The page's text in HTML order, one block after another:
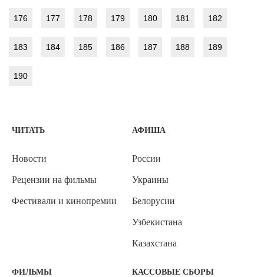
176 177 178 179 180 181 182
183 184 185 186 187 188 189
190
ЧИТАТЬ
Новости
Рецензии на фильмы
Фестивали и кинопремии
АФИША
России
Украины
Белорусии
Узбекистана
Казахстана
ФИЛЬМЫ КАССОВЫЕ СБОРЫ